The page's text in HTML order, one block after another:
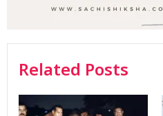
Related Posts